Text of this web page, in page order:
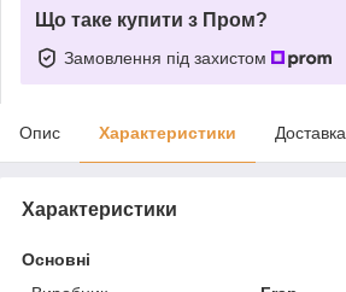
Що таке купити з Пром?
Замовлення під захистом
Опис Характеристики Доставка
Характеристики
Основні